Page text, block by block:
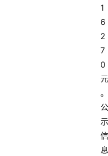
1
6
2
7
0
元
。
公
示
信
息